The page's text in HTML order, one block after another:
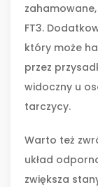
FT3.
który może
przez
widoczny u
tarczycy.
Warto też
układ
zwiększa